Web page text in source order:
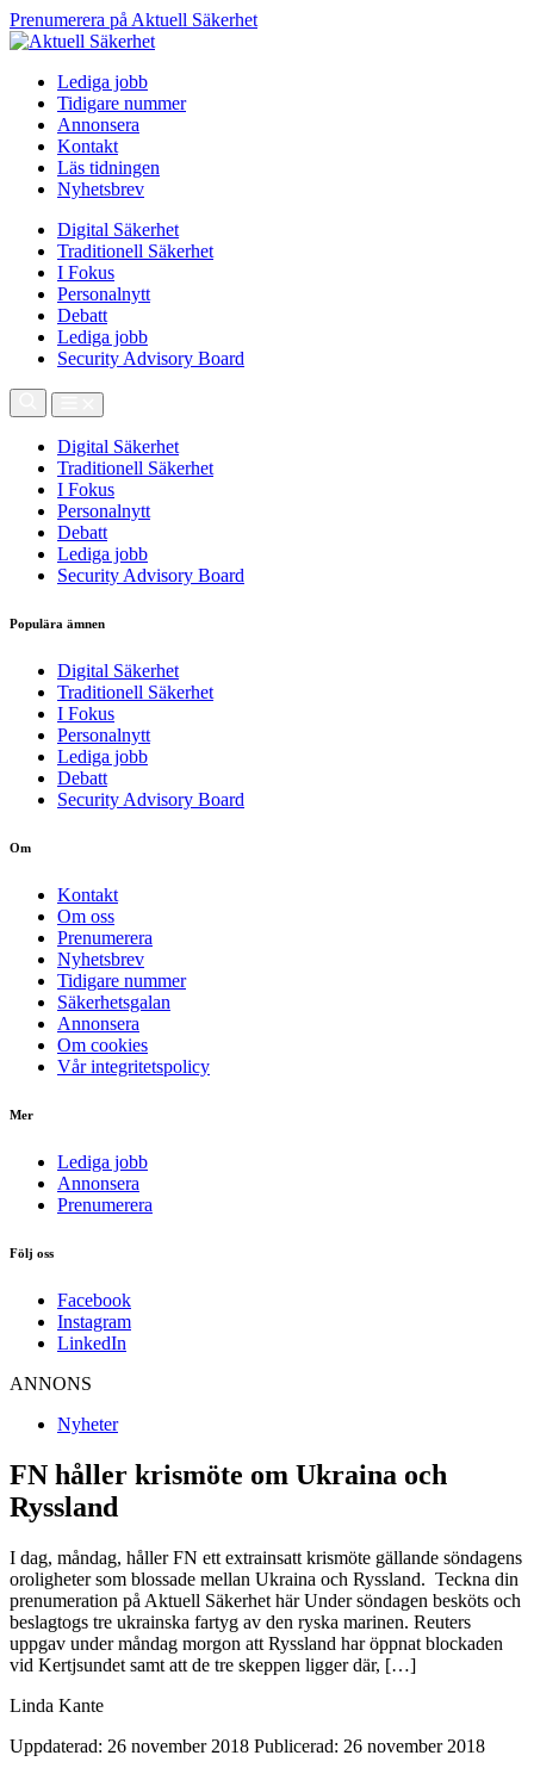
Prenumerera på Aktuell Säkerhet
Lediga jobb
Tidigare nummer
Annonsera
Kontakt
Läs tidningen
Nyhetsbrev
Digital Säkerhet
Traditionell Säkerhet
I Fokus
Personalnytt
Debatt
Lediga jobb
Security Advisory Board
Digital Säkerhet
Traditionell Säkerhet
I Fokus
Personalnytt
Debatt
Lediga jobb
Security Advisory Board
Populära ämnen
Digital Säkerhet
Traditionell Säkerhet
I Fokus
Personalnytt
Lediga jobb
Debatt
Security Advisory Board
Om
Kontakt
Om oss
Prenumerera
Nyhetsbrev
Tidigare nummer
Säkerhetsgalan
Annonsera
Om cookies
Vår integritetspolicy
Mer
Lediga jobb
Annonsera
Prenumerera
Följ oss
Facebook
Instagram
LinkedIn
ANNONS
Nyheter
FN håller krismöte om Ukraina och
Ryssland
I dag, måndag, håller FN ett extrainsatt krismöte gällande söndagens
oroligheter som blossade mellan Ukraina och Ryssland. Teckna din
prenumeration på Aktuell Säkerhet här Under söndagen besköts och
beslagtogs tre ukrainska fartyg av den ryska marinen. Reuters
uppgav under måndag morgon att Ryssland har öppnat blockaden
vid Kertjsundet samt att de tre skeppen ligger där, […]
Linda Kante
Uppdaterad: 26 november 2018 Publicerad: 26 november 2018